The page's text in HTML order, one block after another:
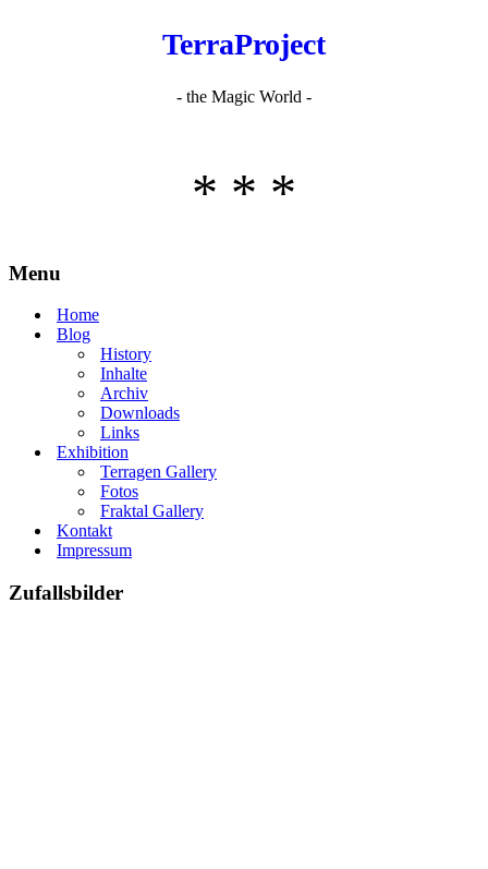
TerraProject
- the Magic World -
* * *
Menu
Home
Blog
History
Inhalte
Archiv
Downloads
Links
Exhibition
Terragen Gallery
Fotos
Fraktal Gallery
Kontakt
Impressum
Zufallsbilder